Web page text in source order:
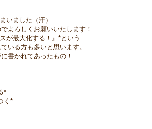
いました（汗）
よろしくお願いいたします！
が最大化する！』*という
いる方も多いと思います。
書かれてあったもの！
*
く*